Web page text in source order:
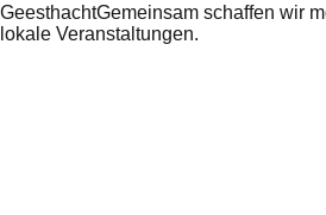
GeesthachtGemeinsam schaffen wir
lokale Veranstaltungen.